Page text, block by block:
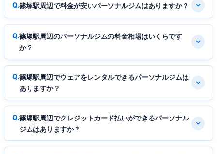
篠塚駅周辺で料金が安いパーソナルジムはありますか？
篠塚駅周辺のパーソナルジムの料金相場はいくらです
か？
篠塚駅周辺でウェアをレンタルできるパーソナルジムは
ありますか？
篠塚駅周辺でクレジットカード払いができるパーソナル
ジムはありますか？